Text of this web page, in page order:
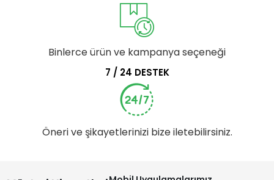
Binlerce ürün ve kampanya seçeneği
7 / 24 DESTEK
Öneri ve şikayetlerinizi bize iletebilirsiniz.